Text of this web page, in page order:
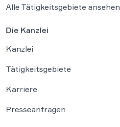
Alle Tätigkeitsgebiete ansehen
Die Kanzlei
Kanzlei
Tätigkeitsgebiete
Karriere
Presseanfragen